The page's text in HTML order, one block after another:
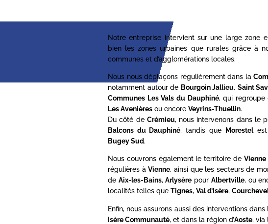
Notre entreprise intervient sur une large zone
bien les zones urbaines que rurales grâce à
communes et d’agglomérations locales.
Nous nous déplaçons régulièrement dans la
notamment autour de Bourgoin Jallieu, Saint
Communes Les Vals du Dauphiné, qui regroupe
Les Avenièresou encore Veyrins-Thuellin.
Du côté de Crémieu, nous intervenons dans le
Balcons du Dauphiné, tandis que Morestelest
Bugey Sud.
Nous couvrons également le territoire de
régulières àVienne, ainsi que les secteurs de
de Aix-les-Bains,Arlysère pour Albertville, ou
localités telles que Tignes, Val d’Isère,
Enfin, nous assurons aussi des interventions
Isère Communauté, et dans la région d’Aoste, via